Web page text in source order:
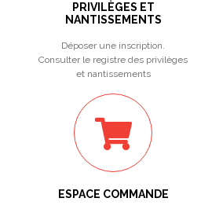
PRIVILÈGES ET
NANTISSEMENTS
Déposer une inscription.
Consulter le registre des privilèges
et nantissements
ESPACE COMMANDE